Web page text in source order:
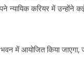
न्यायिक करियर में
में आयोजित किया जाएगा,